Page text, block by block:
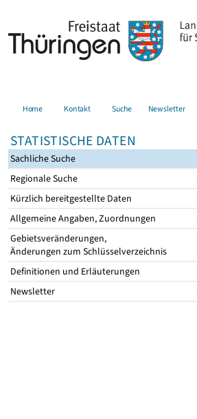
Home Kontakt Suche Newsletter
STATISTISCHE DATEN
Sachliche Suche
Regionale Suche
Kürzlich bereitgestellte Daten
Allgemeine Angaben, Zuordnungen
Gebietsveränderungen,
Änderungen zum Schlüsselverzeichnis
Definitionen und Erläuterungen
Newsletter